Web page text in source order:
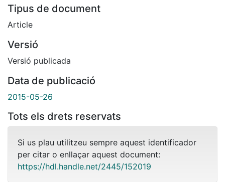
Tipus de document
Article
Versió
Versió publicada
Data de publicació
2015-05-26
Tots els drets reservats
Si us plau utilitzeu sempre aquest identificador
per citar o enllaçar aquest document:
https://hdl.handle.net/2445/152019